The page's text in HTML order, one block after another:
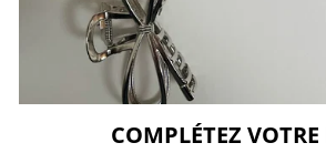
COMPLÉTEZ